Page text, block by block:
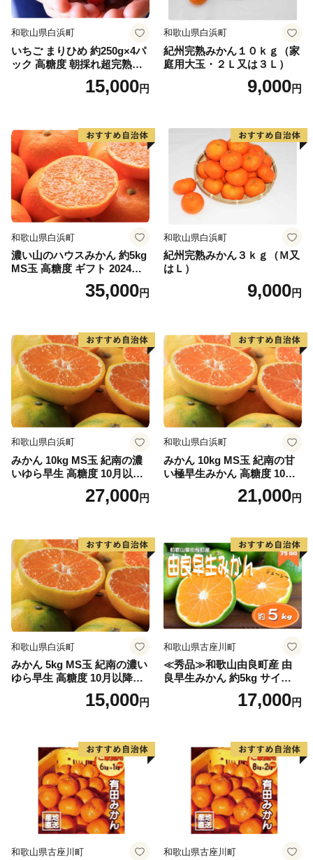
◆お問い合わせ
世羅町ふるさと寄附金サポートセンター
電話：0848-88-9303（平日 10:00～17:00）
※世羅町では「ふるさと納税」に関する業務を株式会社
和歌山県白浜町
いちご まりひめ 約250g×4パ
ック 高糖度 朝採れ超完熟ま
りひめ 1月以降発送分
15,000円
和歌山県白浜町
紀州完熟みかん１０ｋｇ（家
庭用大玉・２Ｌ又は３Ｌ）
9,000円
和歌山県白浜町
濃い山のハウスみかん 約5kg
MS玉 高糖度 ギフト 2024年7
35,000円
和歌山県白浜町
紀州完熟みかん３ｋｇ（Ｍ又
はＬ）
9,000円
和歌山県白浜町
みかん 10kg MS玉 紀南の濃
いゆら早生 高糖度 10月以降
発送 マルチ被覆栽培27,000円
和歌山県白浜町
みかん 10kg MS玉 紀南の甘
い極早生みかん 高糖度 10月
以降発送 マルチ被覆栽培
21,000円
和歌山県白浜町
みかん 5kg MS玉 紀南の濃い
ゆら早生 高糖度 10月以降発
送 マルチ被覆栽培15,000円
和歌山県古座川町
≪秀品≫和歌山由良町産 由
良早生みかん 約5kg サイズお
まかせ【sml106C】17,000円
和歌山県古座川町 和歌山県古座川町